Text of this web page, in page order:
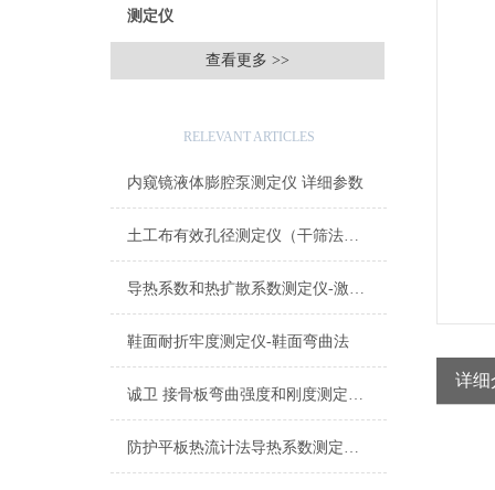
测定仪
查看更多 >>
RELEVANT ARTICLES
内窥镜液体膨腔泵测定仪 详细参数
土工布有效孔径测定仪（干筛法） 满足标准
导热系数和热扩散系数测定仪-激光闪光法
鞋面耐折牢度测定仪-鞋面弯曲法
诚卫 接骨板弯曲强度和刚度测定仪 使用防范
防护平板热流计法导热系数测定仪 检测准确
详细